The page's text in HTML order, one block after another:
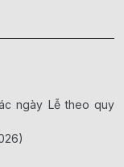
ngày Lễ theo quy